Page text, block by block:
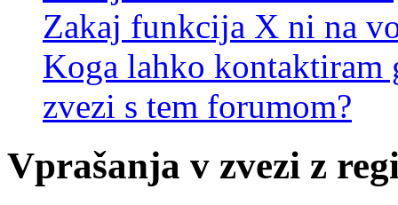
Zakaj funkcija X ni na
Koga lahko kontaktiram
zvezi s tem forumom?
Vprašanja v zvezi z